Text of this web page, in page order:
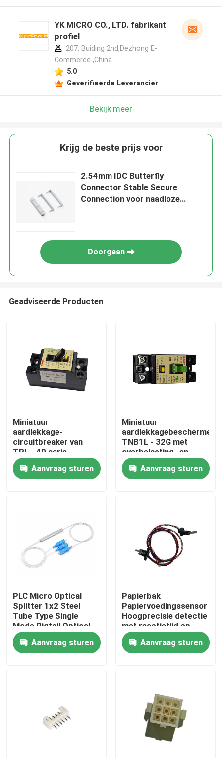
Thuis
Over ons
Fabrieksreis
Kwaliteitscontrole
Contacteer ons
Elektronische onderdelen
YK MICRO CO., LTD. fabrikant
profiel
207, Buiding 2nd,Dezhong E-
Commerce ,China
5.0
Geverifieerde Leverancier
Bekijk meer
Krijg de beste prijs voor
2.54mm IDC Butterfly
Connector Stable Secure
Connection voor naadloze
Doorgaan
Geadviseerde Producten
Miniatuur
aardlekkage-
circuitbreaker van
TRL - 40 serie,
huishoudelijke
aardlekkage-
schakelaar met
Aanvraag sturen
Miniatuur
aardlekkagebeschermer
TNB1L - 32G met
overbelasting- en
kortsluitingsbescherming,
apparatuurcircuitbreaker,
beschermingsschakelaar
Aanvraag sturen
PLC Micro Optical
Splitter 1x2 Steel
Tube Type Single
Mode Pigtail Optical
Divider SC-P
Aanvraag sturen
Papierbak
Papiervoedingssensor
Hoogprecisie detectie
met reactietijd op
milliseconde niveau
Aanvraag sturen